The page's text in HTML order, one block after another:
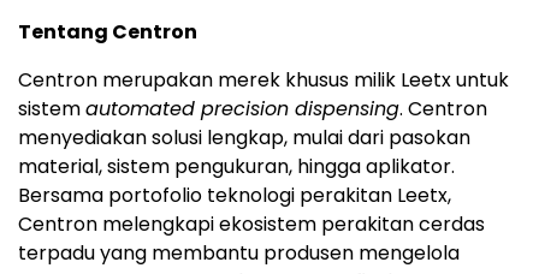
Tentang Centron
Centron merupakan merek khusus milik Leetx untuk
sistemautomated precision dispensing. Centron
menyediakan solusi lengkap, mulai dari pasokan
material, sistem pengukuran, hingga aplikator.
Bersama portofolio teknologi perakitan Leetx,
Centron melengkapi ekosistem perakitan cerdas
terpadu yang membantu produsen mengelola